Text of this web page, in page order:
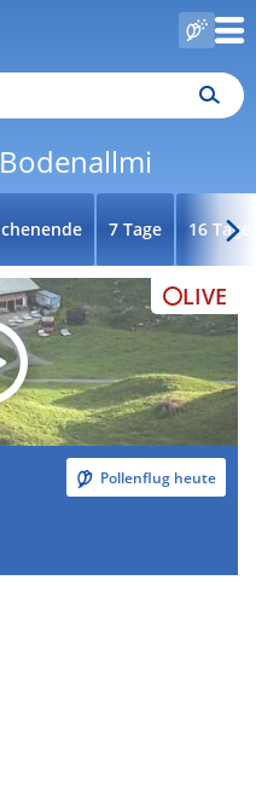
7 Tage 16 Tage
LIVE
Pollenflug heute